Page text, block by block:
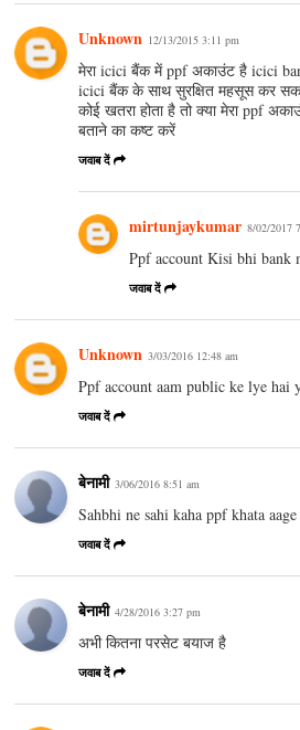
Unknown 12/13/2015 3:11 pm
मेरा icici बैंक में ppf अकाउंट है icici
icici बैंक के साथ सुरक्षित महसूस कर
कोई खतरा होता है तो क्या मेरा ppf
बताने का कष्ट करें
जवाब दें
mirtunjaykumar 8/02/2017
Ppf account Kisi bhi bank
जवाब दें
Unknown 3/03/2016 12:48 am
Ppf account aam public ke lye hai
जवाब दें
बेनामी 3/06/2016 8:51 am
Sahbhi ne sahi kaha ppf khata
जवाब दें
बेनामी 4/28/2016 3:27 pm
अभी कितना परसेट बयाज है
जवाब दें